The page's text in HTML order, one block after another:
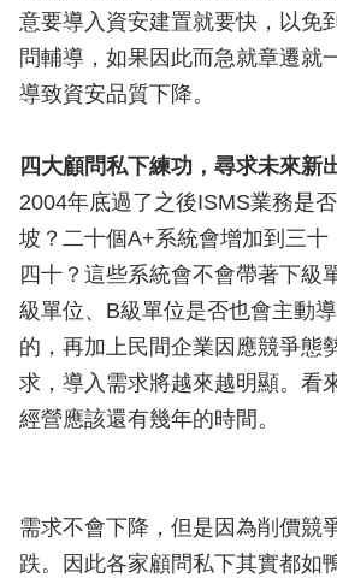
意要導入資安建置就要快，以免
問輔導，如果因此而急就章遷就
導致資安品質下降。
四大顧問私下練功，尋求未來新
2004年底過了之後ISMS業務是
坡？二十個A+系統會增加到三十
四十？這些系統會不會帶著下級
級單位、B級單位是否也會主動
的，再加上民間企業因應競爭態
求，導入需求將越來越明顯。看
經營應該還有幾年的時間。
需求不會下降，但是因為削價競
跌。因此各家顧問私下其實都如